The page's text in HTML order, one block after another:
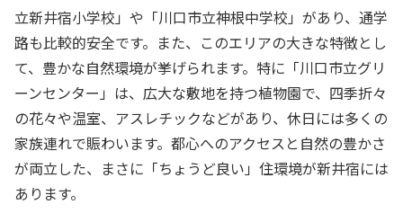
立新井宿小学校」や「川口市立神根中学校」があり、通学
路も比較的安全です。また、このエリアの大きな特徴とし
て、豊かな自然環境が挙げられます。特に「川口市立グリ
ーンセンター」は、広大な敷地を持つ植物園で、四季折々
の花々や温室、アスレチックなどがあり、休日には多くの
家族連れで賑わいます。都心へのアクセスと自然の豊かさ
が両立した、まさに「ちょうど良い」住環境が新井宿には
あります。